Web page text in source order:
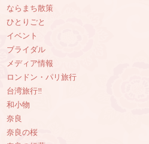
ならまち散策
ひとりごと
イベント
ブライダル
メディア情報
ロンドン・パリ旅行
台湾旅行‼︎
和小物
奈良
奈良の桜